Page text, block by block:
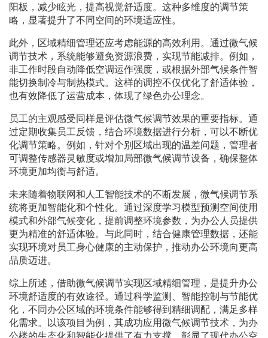
阳板，减少眩光，提高视觉舒适度。这种多维度的调节策
略，显著提升了不同空间的环境适应性。
此外，区域精细管理还应考虑能源的高效利用。通过微气候
调节技术，系统能够避免资源浪费，实现节能减排。例如，
非工作时段自动降低空调运作强度，或根据外部气候条件智
能切换制冷与制热模式。这样的调控不仅优化了舒适体验，
也有效降低了运营成本，体现了绿色办公理念。
员工的主观感受同样是评估微气候调节效果的重要指标。通
过定期收集员工反馈，结合环境数据进行分析，可以不断优
化调节策略。例如，针对个别区域出现的温差问题，管理者
可调整传感器灵敏度或增加局部微气候调节设备，确保整体
环境更加均衡与舒适。
未来随着物联网和人工智能技术的不断发展，微气候调节系
统将更加智能化和个性化。通过深度学习模型预测空间使用
模式和外部气候变化，提前调整环境参数，为办公人员提供
更为精准的舒适体验。与此同时，结合健康管理数据，还能
实现环境对员工身心健康的主动保护，推动办公环境向更高
品质迈进。
综上所述，借助微气候调节实现区域精细管理，是提升办公
环境舒适度的有效途径。通过科学监测、智能控制与节能优
化，不同办公区域的环境条件能够得到精细调配，满足多样
化需求。以该项目为例，其成功应用微气候调节技术，为办